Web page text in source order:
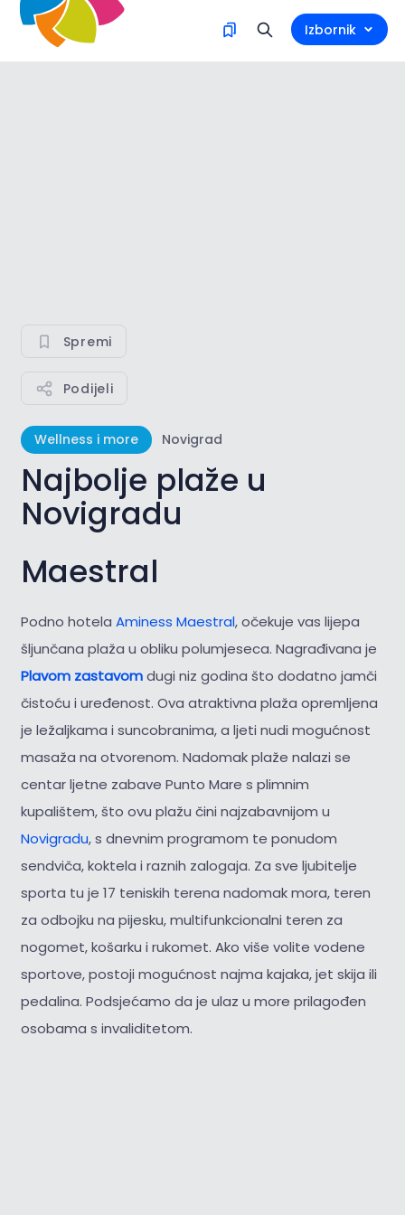
Izbornik
Spremi
Podijeli
Wellness i more Novigrad
Najbolje plaže u
Novigradu
Maestral
Podno hotela Aminess Maestral, očekuje vas lijepa
šljunčana plaža u obliku polumjeseca. Nagrađivana je
Plavom zastavomdugi niz godina što dodatno jamči
čistoću i uređenost. Ova atraktivna plaža opremljena
je ležaljkama i suncobranima, a ljeti nudi mogućnost
masaža na otvorenom. Nadomak plaže nalazi se
centar ljetne zabave Punto Mare s plimnim
kupalištem, što ovu plažu čini najzabavnijom u
Novigradu, s dnevnim programom te ponudom
sendviča, koktela i raznih zalogaja. Za sve ljubitelje
sporta tu je 17 teniskih terena nadomak mora, teren
za odbojku na pijesku, multifunkcionalni teren za
nogomet, košarku i rukomet. Ako više volite vodene
sportove, postoji mogućnost najma kajaka, jet skija ili
pedalina. Podsjećamo da je ulaz u more prilagođen
osobama s invaliditetom.